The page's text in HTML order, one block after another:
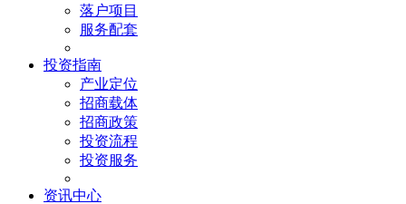
落户项目
服务配套
投资指南
产业定位
招商载体
招商政策
投资流程
投资服务
资讯中心